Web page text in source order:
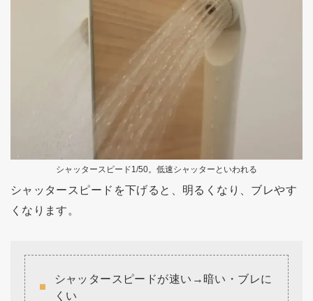
シャッタースピード1/50。低速シャッターといわれる
シャッタースピードを下げると、明るくなり、ブレやす
くなります。
シャッタースピードが速い→暗い・ブレに
くい